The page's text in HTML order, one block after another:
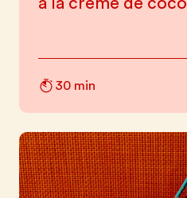
à la crème de coco
30 min